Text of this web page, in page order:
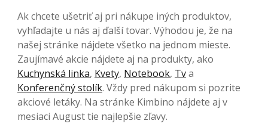
Ak chcete ušetriť aj pri nákupe iných produktov,
vyhľadajte u nás aj ďalší tovar. Výhodou je, že na
našej stránke nájdete všetko na jednom mieste.
Zaujímavé akcie nájdete aj na produkty, ako
Kuchynská linka, Kvety, Notebook, Tva
Konferenčný stolík. Vždy pred nákupom si pozrite
akciové letáky. Na stránke Kimbino nájdete aj v
mesiaci August tie najlepšie zľavy.